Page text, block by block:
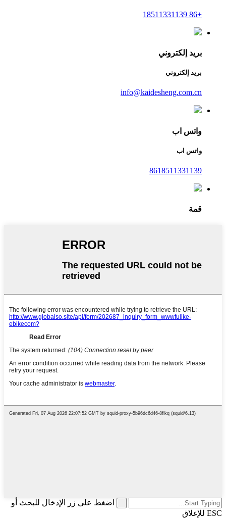
+86 18511331139
بريد إلكتروني
بريد إلكتروني
info@kaidesheng.com.cn
واتس اب
واتس اب
8618511331139
قمة
اضغط على زر الإدخال للبحث أو
ESC للإغلاق